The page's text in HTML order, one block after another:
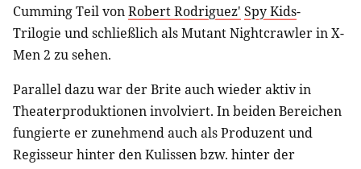
Cumming Teil vonRobert Rodriguez' Spy Kids-
Trilogie und schließlich als Mutant Nightcrawler in X-
Men 2 zu sehen.
Parallel dazu war der Brite auch wieder aktiv in
Theaterproduktionen involviert. In beiden Bereichen
fungierte er zunehmend auch als Produzent und
Regisseur hinter den Kulissen bzw. hinter der